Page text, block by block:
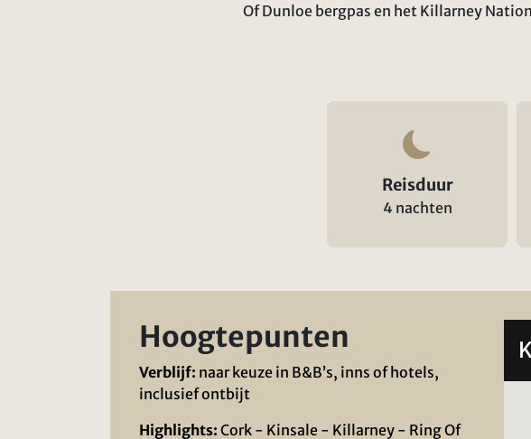
Of Dunloe bergpas en het Killarney
Reisduur
4 nachten
Hoogtepunten
Verblijf: naar keuze in B&B’s, inns of hotels,
inclusief ontbijt
Highlights: Cork - Kinsale - Killarney - Ring Of